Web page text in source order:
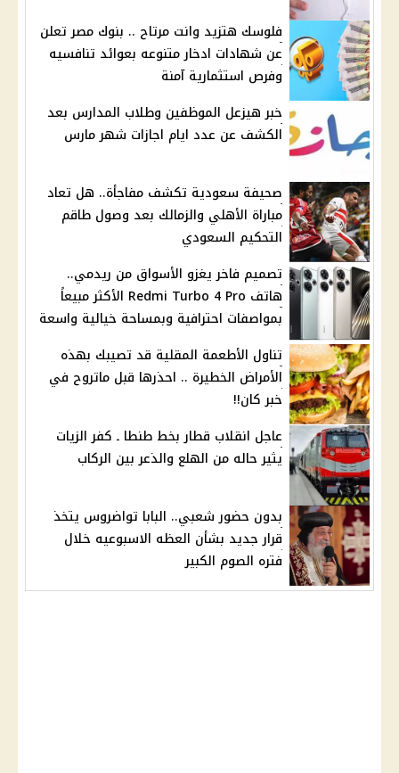
فلوسك هتزيد وانت مرتاح .. بنوك مصر تعلن
عن شهادات ادخار متنوعه بعوائد تنافسيه
وفرص استثمارية آمنة
خبر هيزعل الموظفين وطلاب المدارس بعد
الكشف عن عدد ايام اجازات شهر مارس
صحيفة سعودية تكشف مفاجأة.. هل تعاد
مباراة الأهلي والزمالك بعد وصول طاقم
التحكيم السعودي
تصميم فاخر يغزو الأسواق من ريدمي..
هاتف Redmi Turbo 4 Pro الأكثر مبيعاً
بمواصفات احترافية وبمساحة خيالية واسعة
تناول الأطعمة المقلية قد تصيبك بهذه
الأمراض الخطيرة .. احذرها قبل ماتروح في
خبر كان!!
عاجل انقلاب قطار بخط طنطا ـ كفر الزيات
يثير حاله من الهلع والذعر بين الركاب
بدون حضور شعبي.. البابا تواضروس يتخذ
قرار جديد بشأن العظه الاسبوعيه خلال
فتره الصوم الكبير